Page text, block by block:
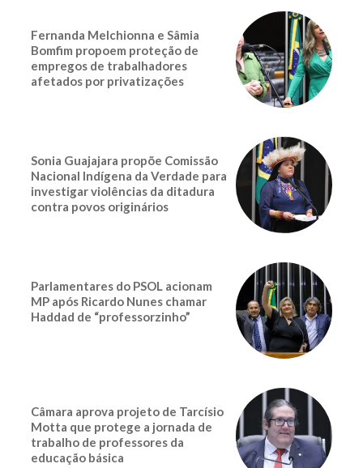
Fernanda Melchionna e Sâmia
Bomfim propoem proteção de
empregos de trabalhadores
afetados por privatizações
Sonia Guajajara propõe Comissão
Nacional Indígena da Verdade para
investigar violências da ditadura
contra povos originários
Parlamentares do PSOL acionam
MP após Ricardo Nunes chamar
Haddad de “professorzinho”
Câmara aprova projeto de Tarcísio
Motta que protege a jornada de
trabalho de professores da
educação básica